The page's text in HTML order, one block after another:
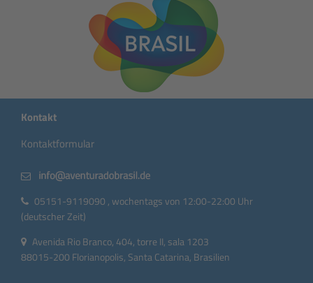
Kontakt
Kontaktformular
05151-9119090 , wochentags von 12:00-22:00 Uhr
(deutscher Zeit)
Avenida Rio Branco, 404, torre II, sala 1203
88015-200 Florianopolis, Santa Catarina, Brasilien